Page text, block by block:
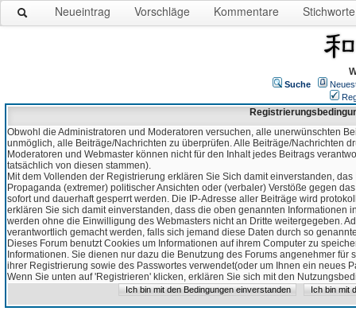
Neueintrag Vorschläge Kommentare Stichworte
Suche
Obwohl die Administratoren und Moderatoren versuchen, alle unerwünschten
unmöglich, alle Beiträge/Nachrichten zu überprüfen. Alle Beiträge/Nachrichten
Moderatoren und Webmaster können nicht für den Inhalt jedes Beitrags
tatsächlich von diesen stammen).
Mit dem Vollenden der Registrierung erklären Sie Sich damit einverstanden,
Propaganda (extremer) politischer Ansichten oder (verbaler) Verstöße gegen
sofort und dauerhaft gesperrt werden. Die IP-Adresse aller Beiträge wird
erklären Sie sich damit einverstanden, dass die oben genannten Informationen
werden ohne die Einwilligung des Webmasters nicht an Dritte weitergegeben.
verantwortlich gemacht werden, falls sich jemand diese Daten durch so
Dieses Forum benutzt Cookies um Informationen auf ihrem Computer zu
Informationen. Sie dienen nur dazu die Benutzung des Forums angenehmer
ihrer Registrierung sowie des Passwortes verwendet(oder um Ihnen ein neues
Wenn Sie unten auf 'Registrieren' klicken, erklären Sie sich mit den